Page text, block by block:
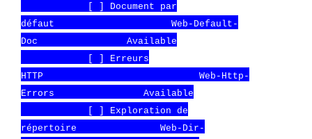
[ ] Document par
défaut Web-Default-
Doc Available
[ ] Erreurs
HTTP Web-Http-
Errors Available
[ ] Exploration de
répertoire Web-Dir-